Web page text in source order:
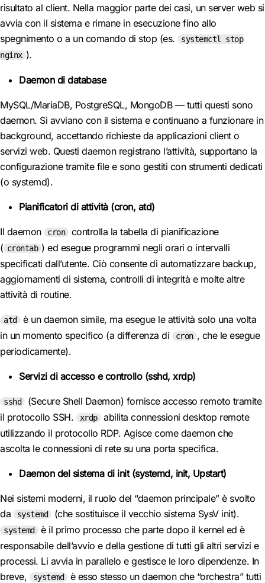
risultato al client. Nella maggior parte dei casi, un server web si
avvia con il sistema e rimane in esecuzione fino allo
spegnimento o a un comando di stop (es.
systemctl stop
nginx ).
Daemon di database
MySQL/MariaDB, PostgreSQL, MongoDB — tutti questi sono
daemon. Si avviano con il sistema e continuano a funzionare in
background, accettando richieste da applicazioni client o
servizi web. Questi daemon registrano l’attività, supportano la
configurazione tramite file e sono gestiti con strumenti dedicati
(o systemd).
Pianificatori di attività (cron, atd)
Il daemon cron
controlla la tabella di pianificazione
( crontab ) ed esegue programmi negli orari o intervalli
specificati dall’utente. Ciò consente di automatizzare backup,
aggiornamenti di sistema, controlli di integrità e molte altre
attività di routine.
atd
è un daemon simile, ma esegue le attività solo una volta
in un momento specifico (a differenza di
cron , che le esegue
periodicamente).
Servizi di accesso e controllo (sshd, xrdp)
sshd
(Secure Shell Daemon) fornisce accesso remoto tramite
il protocollo SSH.
xrdp
abilita connessioni desktop remote
utilizzando il protocollo RDP. Agisce come daemon che
ascolta le connessioni di rete su una porta specifica.
Daemon del sistema di init (systemd, init, Upstart)
Nei sistemi moderni, il ruolo del “daemon principale” è svolto
da
systemd (che sostituisce il vecchio sistema SysV init).
systemd
è il primo processo che parte dopo il kernel ed è
responsabile dell’avvio e della gestione di tutti gli altri servizi e
processi. Li avvia in parallelo e gestisce le loro dipendenze. In
breve,
systemd
è esso stesso un daemon che “orchestra” tutti